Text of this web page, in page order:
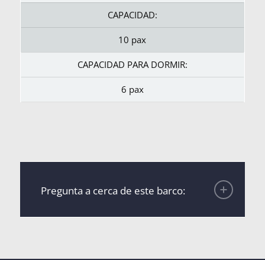
CAPACIDAD:
10 pax
CAPACIDAD PARA DORMIR:
6 pax
Pregunta a cerca de este barco: